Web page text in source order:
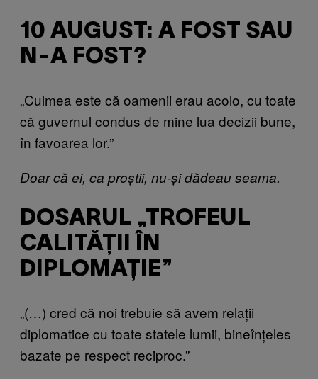
10 AUGUST: A FOST SAU
N-A FOST?
„Culmea este că oamenii erau acolo, cu toate
că guvernul condus de mine lua decizii bune,
în favoarea lor.”
Doar că ei, ca proștii, nu-și dădeau seama.
DOSARUL „TROFEUL
CALITĂȚII ÎN
DIPLOMAȚIE”
„(…) cred că noi trebuie să avem relații
diplomatice cu toate statele lumii, bineînțeles
bazate pe respect reciproc.”